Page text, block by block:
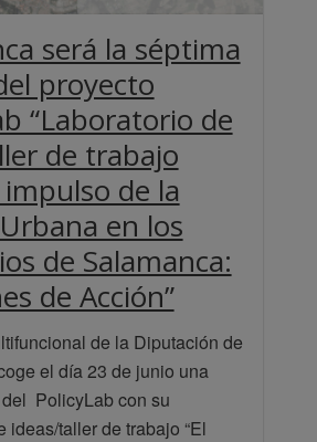
será la séptima
proyecto
“Laboratorio de
de trabajo
de la
en los
de Salamanca:
de Acción”
de la Diputación de
el día 23 de junio una
PolicyLab con su
ideas/taller de trabajo “El